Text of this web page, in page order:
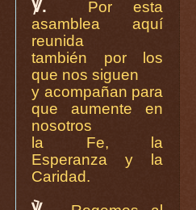
℣.
Por esta
asamblea aquí
reunida
también por los
que nos siguen
y acompañan para
que aumente en
nosotros
la Fe, la
Esperanza y la
Caridad.